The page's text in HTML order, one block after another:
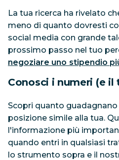
La tua ricerca ha rivelato
meno di quanto dovresti
social media con grande
prossimo passo nel tuo
negoziare uno stipendio
Conosci i numeri (e il
Scopri quanto
posizione simile alla tua.
l'informazione più
quando entri in qualsiasi
lo strumento sopra e il